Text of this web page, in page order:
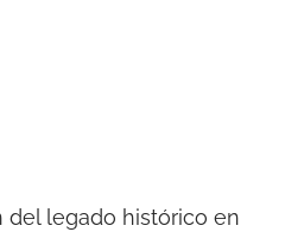
del legado histórico en